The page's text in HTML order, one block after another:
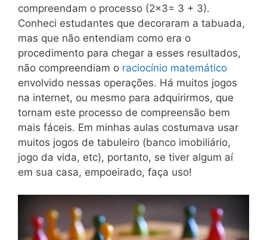
compreendam o processo (2×3= 3 + 3).
Conheci estudantes que decoraram a tabuada,
mas que não entendiam como era o
procedimento para chegar a esses resultados,
não compreendiam o raciocínio matemático
envolvido nessas operações. Há muitos jogos
na internet, ou mesmo para adquirirmos, que
tornam este processo de compreensão bem
mais fáceis. Em minhas aulas costumava usar
muitos jogos de tabuleiro (banco imobiliário,
jogo da vida, etc), portanto, se tiver algum aí
em sua casa, empoeirado, faça uso!